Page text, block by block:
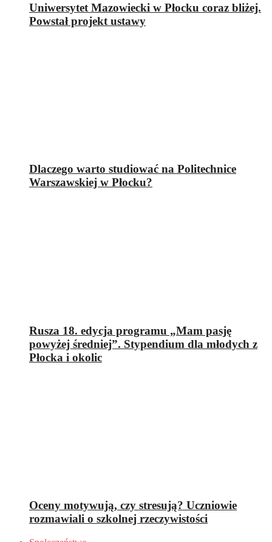
Uniwersytet Mazowiecki w Płocku coraz bliżej.
Powstał projekt ustawy
Dlaczego warto studiować na Politechnice
Warszawskiej w Płocku?
Rusza 18. edycja programu „Mam pasję
powyżej średniej”. Stypendium dla młodych z
Płocka i okolic
Oceny motywują, czy stresują? Uczniowie
rozmawiali o szkolnej rzeczywistości